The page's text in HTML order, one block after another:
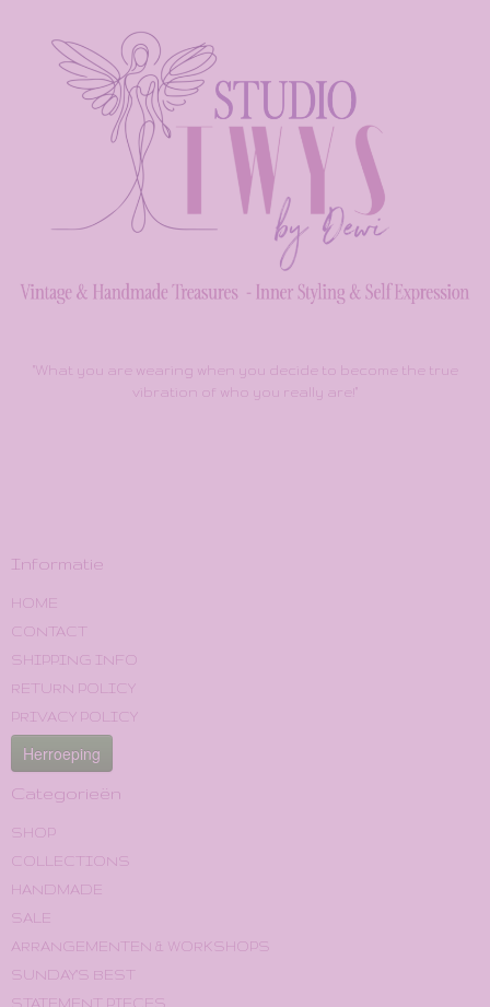
"What you are wearing when you decide to become the true
vibration of who you really are!"
Informatie
HOME
CONTACT
SHIPPING INFO
RETURN POLICY
PRIVACY POLICY
Herroeping
Categorieën
SHOP
COLLECTIONS
HANDMADE
SALE
ARRANGEMENTEN & WORKSHOPS
SUNDAY'S BEST
STATEMENT PIECES